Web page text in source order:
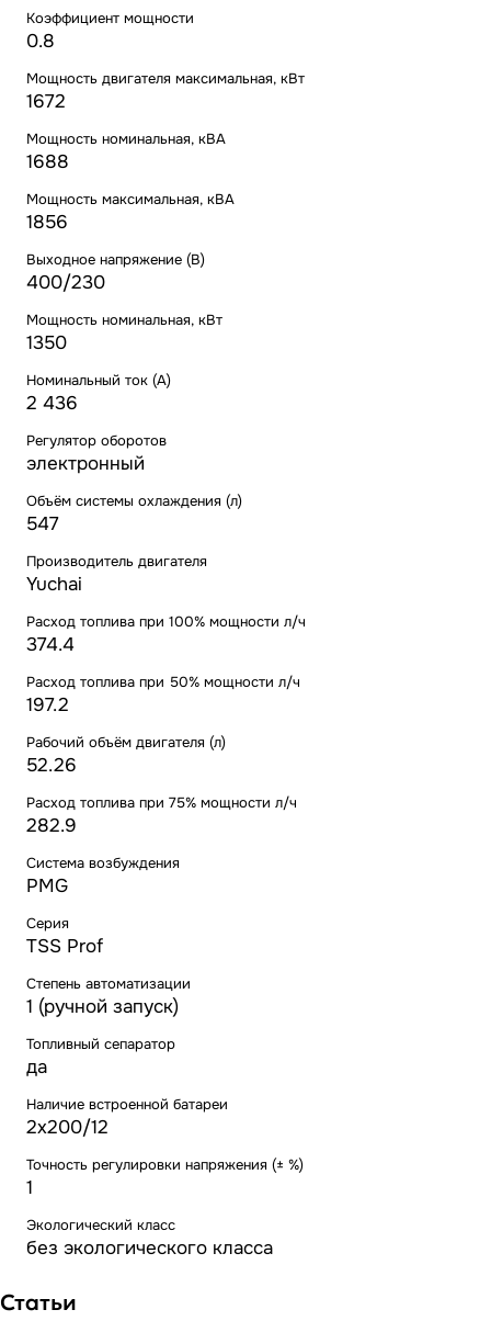
Коэффициент мощности
0.8
Мощность двигателя максимальная, кВт
1672
Мощность номинальная, кВА
1688
Мощность максимальная, кВА
1856
Выходное напряжение (В)
400/230
Мощность номинальная, кВт
1350
Номинальный ток (А)
2 436
Регулятор оборотов
электронный
Объём системы охлаждения (л)
547
Производитель двигателя
Yuchai
Расход топлива при 100% мощности л/ч
374.4
Расход топлива при 50% мощности л/ч
197.2
Рабочий объём двигателя (л)
52.26
Расход топлива при 75% мощности л/ч
282.9
Система возбуждения
PMG
Серия
TSS Prof
Степень автоматизации
1 (ручной запуск)
Топливный сепаратор
да
Наличие встроенной батареи
2x200/12
Точность регулировки напряжения (± %)
1
Экологический класс
без экологического класса
Статьи